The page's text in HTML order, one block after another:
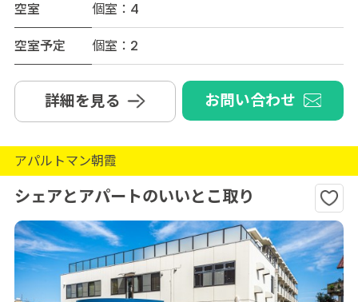
空室
個室：4
空室予定
個室：2
詳細を見る お問い合わせ
アパルトマン朝霞
シェアとアパートのいいとこ取り